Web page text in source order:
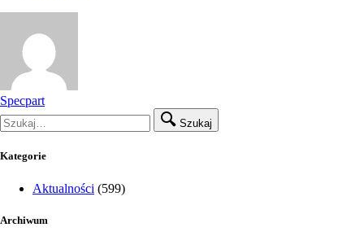
Specpart
Szukaj
Kategorie
Aktualności (599)
Archiwum